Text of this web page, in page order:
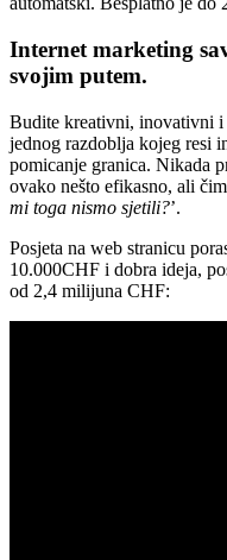
Internet marketing
svojim putem.
Budite kreativni, inovativni i
jednog razdoblja kojeg resi
pomicanje granica. Nikada
ovako nešto efikasno, ali
mi toga nismo sjetili?’.
Posjeta na web stranicu
10.000CHF i dobra ideja,
od 2,4 milijuna CHF: